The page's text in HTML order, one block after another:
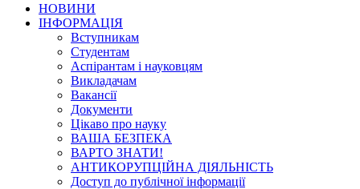
НОВИНИ
ІНФОРМАЦІЯ
Вступникам
Студентам
Аспірантам і науковцям
Викладачам
Вакансії
Документи
Цікаво про науку
ВАША БЕЗПЕКА
ВАРТО ЗНАТИ!
АНТИКОРУПЦІЙНА ДІЯЛЬНІСТЬ
Доступ до публічної інформації